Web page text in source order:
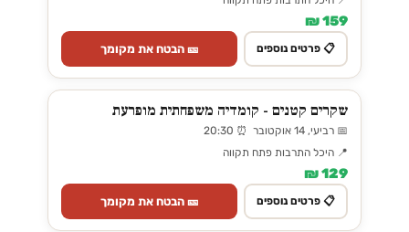
159 ₪
📋 פרטים נוספים 🎫 הבטח את מקומך
שקרים קטנים - קומדיה משפחתית מופרעת
📅 רביעי, 14 אוקטובר ⏰ 20:30
📍 היכל התרבות פתח תקווה
129 ₪
📋 פרטים נוספים 🎫 הבטח את מקומך